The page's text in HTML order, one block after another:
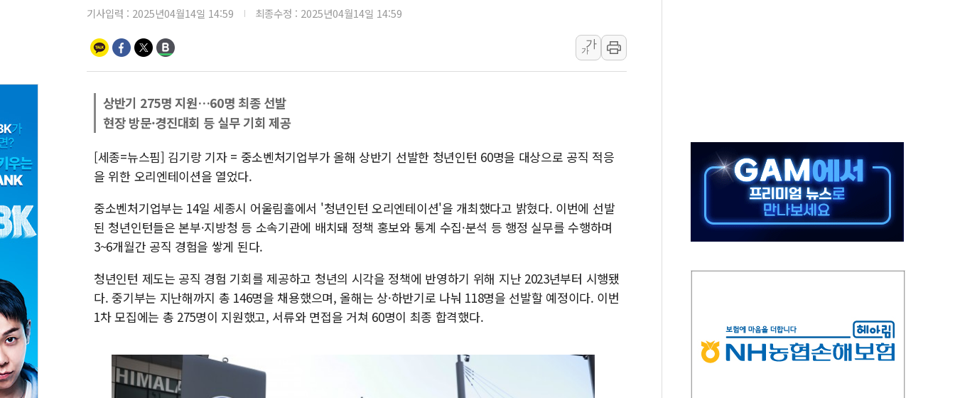
中 전방위 아파트 부양, 수도 베이징도 부동산 규제 철폐
인제 용대리 계곡서 수위 상승으로 피서객 7명 고립…전원 구조
폭염에 車 운전면허 기능시험 오전 집중 편성…체감온도 38도 넘으면 중단
기사입력 : 2025년04월14일 14:59 최종수정 : 2025년04월14일 14:59
가
가
상반기 275명 지원…60명 최종 선발
현장 방문·경진대회 등 실무 기회 제공
[세종=뉴스핌] 김기랑 기자 = 중소벤처기업부가 올해 상반기 선발한 청년인턴 60명을 대상으로 공직 적응
을 위한 오리엔테이션을 열었다.
중소벤처기업부는 14일 세종시 어울림홀에서 '청년인턴 오리엔테이션'을 개최했다고 밝혔다. 이번에 선발
된 청년인턴들은 본부·지방청 등 소속기관에 배치돼 정책 홍보와 통계 수집·분석 등 행정 실무를 수행하며
3~6개월간 공직 경험을 쌓게 된다.
청년인턴 제도는 공직 경험 기회를 제공하고 청년의 시각을 정책에 반영하기 위해 지난 2023년부터 시행됐
다. 중기부는 지난해까지 총 146명을 채용했으며, 올해는 상·하반기로 나눠 118명을 선발할 예정이다. 이번
1차 모집에는 총 275명이 지원했고, 서류와 면접을 거쳐 60명이 최종 합격했다.